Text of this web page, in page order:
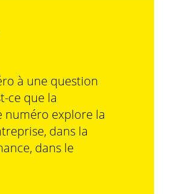
à une question
ce que la
numéro explore la
dans la
dans le